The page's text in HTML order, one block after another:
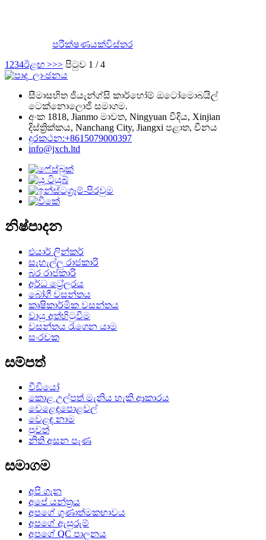
පරීක්ෂණයක්විස්තර
1 234ඊළඟ >>> පිටුව 1 / 4
සීමාසහිත ජියැන්ග්සි කාර්හෝම් ඔටෝමොබයිල්
ටෙක්නොලොජි සමාගම.
අංක 1818, Jianmo මාවත, Ningyuan වීදිය, Xinjian
දිස්ත්‍රික්කය, Nanchang City, Jiangxi පළාත, චීනය
දුරකථන:+8615079000397
info@jxch.ltd
නිෂ්පාදන
එයාර් ලින්කර්
සැහැල්ලු රාජකාරි
බර රාජකාරි
අර්ධ ට්‍රේලරය
බෝගී වසන්තය
කෘෂිකාර්මික වසන්තය
වායු අත්හිටුවීම
වසන්තය රැගෙන යාම
සංරචක
සම්පත්
වීඩියෝ
කොළ උල්පත් මැනිය හැකි ආකාරය
වෙළෙඳපොළවල්
වෙළඳ නාම
පුවත්
නිති අසන පැණ
සමාගම
අපි ගැන
අපේ යන්ත්‍රය
අපගේ ගුණාත්මකභාවය
අපගේ ඇසුරුම්
අපගේ QC පාලනය